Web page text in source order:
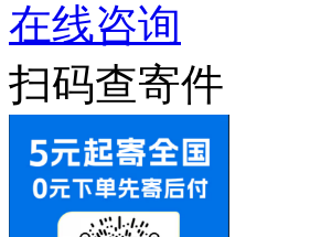
在线咨询
扫码查寄件